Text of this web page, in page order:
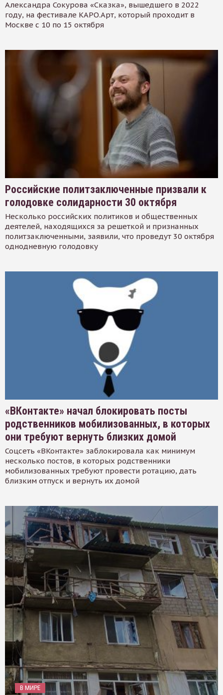
Александра Сокурова «Сказка», вышедшего в 2022
году, на фестивале КАРО.Арт, который проходит в
Москве с 10 по 15 октября
Российские политзаключенные призвали к
голодовке солидарности 30 октября
Несколько российских политиков и общественных
деятелей, находящихся за решеткой и признанных
политзаключенными, заявили, что проведут 30 октября
однодневную голодовку
«ВКонтакте» начал блокировать посты
родственников мобилизованных, в которых
они требуют вернуть близких домой
Соцсеть «ВКонтакте» заблокировала как минимум
несколько постов, в которых родственники
мобилизованных требуют провести ротацию, дать
близким отпуск и вернуть их домой
В МИРЕ